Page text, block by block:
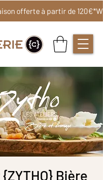
offerte à partir de 120€*
Bière